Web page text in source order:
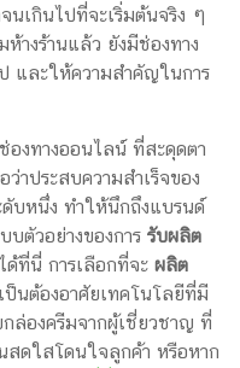
เกินไปที่จะเริ่มต้นจริง ๆ
ห้างร้านแล้ว ยังมีช่องทาง
และให้ความสำคัญในการ
งทางออนไลน์ ที่สะดุดตา
าประสบความสำเร็จของ
บหนึ่ง ทำให้นึกถึงแบรนด์
บตัวอย่างของการรับผลิต
ด้ที่นี่ การเลือกที่จะผลิต
ป็นต้องอาศัยเทคโนโลยีที่มี
องครีมจากผู้เชี่ยวชาญ ที่
ดใสโดนใจลูกค้า หรือหาก